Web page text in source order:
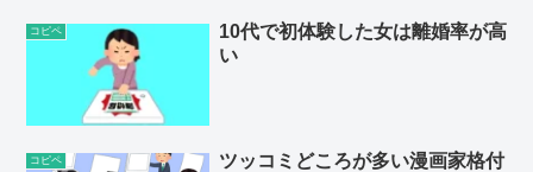
コピペ
10代で初体験した女は離婚率が高
い
コピペ
ツッコミどころが多い漫画家格付